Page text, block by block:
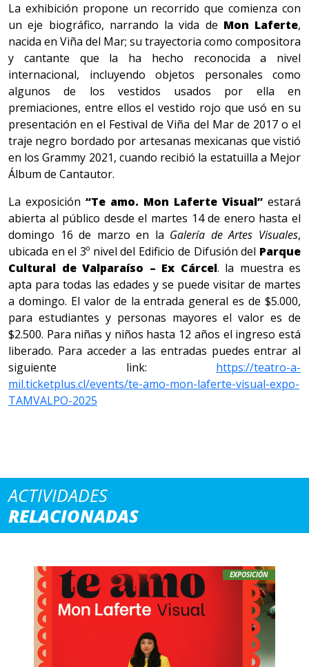
La exhibición propone un recorrido que comienza con
un eje biográfico, narrando la vida de Mon Laferte,
nacida en Viña del Mar; su trayectoria como compositora
y cantante que la ha hecho reconocida a nivel
internacional, incluyendo objetos personales como
algunos de los vestidos usados por ella en
premiaciones, entre ellos el vestido rojo que usó en su
presentación en el Festival de Viña del Mar de 2017 o el
traje negro bordado por artesanas mexicanas que vistió
en los Grammy 2021, cuando recibió la estatuilla a Mejor
Álbum de Cantautor.
La exposición “Te amo. Mon Laferte Visual” estará
abierta al público desde el martes 14 de enero hasta el
domingo 16 de marzo en la Galería de Artes Visuales,
ubicada en el 3º nivel del Edificio de Difusión del Parque
Cultural de Valparaíso – Ex Cárcel. la muestra es
apta para todas las edades y se puede visitar de martes
a domingo. El valor de la entrada general es de $5.000,
para estudiantes y personas mayores el valor es de
$2.500. Para niñas y niños hasta 12 años el ingreso está
liberado. Para acceder a las entradas puedes entrar al
siguiente link: https://teatro-a-
mil.ticketplus.cl/events/te-amo-mon-laferte-visual-expo-
TAMVALPO-2025
ACTIVIDADES
RELACIONADAS
EXPOSICIÓN